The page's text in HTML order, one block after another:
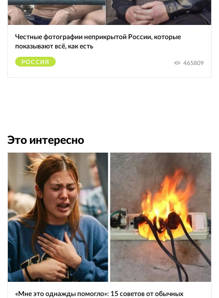
Честные фотографии неприкрытой России, которые
показывают всё, как есть
РОССИЯ 465809
Это интересно
«Мне это однажды помогло»: 15 советов от обычных